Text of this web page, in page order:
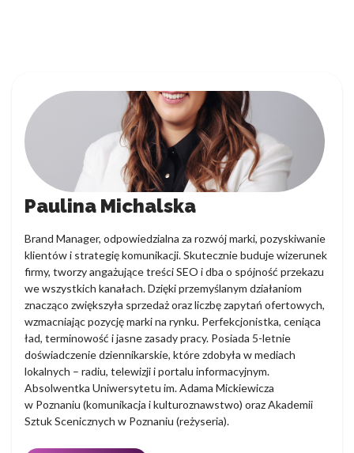
Paulina Michalska
Brand Manager, odpowiedzialna za rozwój marki, pozyskiwanie
klientów i strategię komunikacji. Skutecznie buduje wizerunek
firmy, tworzy angażujące treści SEO i dba o spójność przekazu
we wszystkich kanałach. Dzięki przemyślanym działaniom
znacząco zwiększyła sprzedaż oraz liczbę zapytań ofertowych,
wzmacniając pozycję marki na rynku. Perfekcjonistka, ceniąca
ład, terminowość i jasne zasady pracy. Posiada 5-letnie
doświadczenie dziennikarskie, które zdobyła w mediach
lokalnych – radiu, telewizji i portalu informacyjnym.
Absolwentka Uniwersytetu im. Adama Mickiewicza
w Poznaniu (komunikacja i kulturoznawstwo) oraz Akademii
Sztuk Scenicznych w Poznaniu (reżyseria).